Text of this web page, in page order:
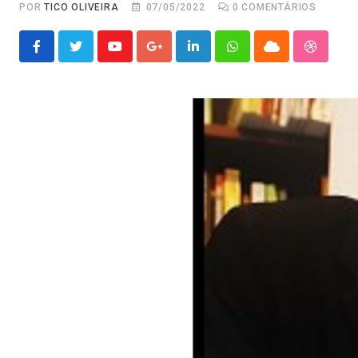
PORTICO OLIVEIRA 07/05/2022 0 COMENTÁRIOS
YoutubeGoogle+LinkedInWhatsappCloud